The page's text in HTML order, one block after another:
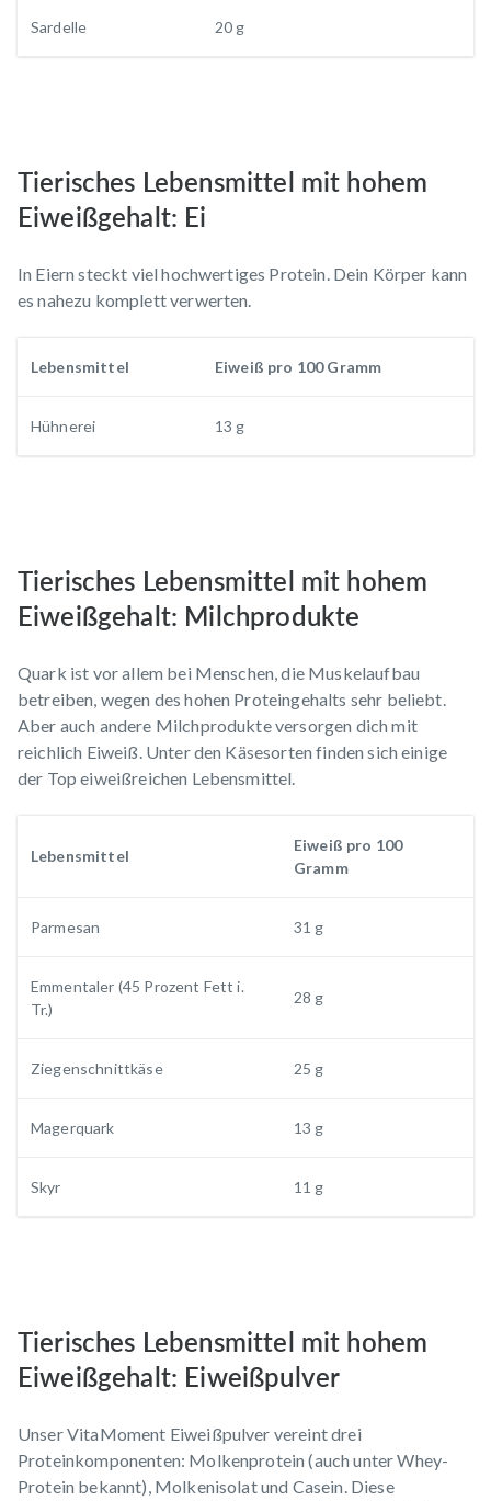
Sardelle 20 g
Tierisches Lebensmittel mit hohem
Eiweißgehalt: Ei
In Eiern steckt viel hochwertiges Protein. Dein Körper kann
es nahezu komplett verwerten.
Lebensmittel Eiweiß pro 100 Gramm
Hühnerei 13 g
Tierisches Lebensmittel mit hohem
Eiweißgehalt: Milchprodukte
Quark ist vor allem bei Menschen, die Muskelaufbau
betreiben, wegen des hohen Proteingehalts sehr beliebt.
Aber auch andere Milchprodukte versorgen dich mit
reichlich Eiweiß. Unter den Käsesorten finden sich einige
der Top eiweißreichen Lebensmittel.
Lebensmittel
Eiweiß pro 100
Gramm
Parmesan 31 g
Emmentaler (45 Prozent Fett i.
Tr.)
28 g
Ziegenschnittkäse 25 g
Magerquark 13 g
Skyr 11 g
Tierisches Lebensmittel mit hohem
Eiweißgehalt: Eiweißpulver
Unser VitaMoment Eiweißpulver vereint drei
Proteinkomponenten: Molkenprotein (auch unter Whey-
Protein bekannt), Molkenisolat und Casein. Diese